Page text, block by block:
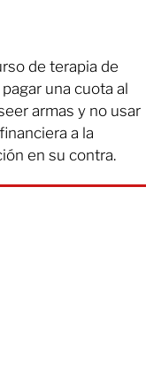
de terapia de
una cuota al
armas y no usar
a la
en su contra.